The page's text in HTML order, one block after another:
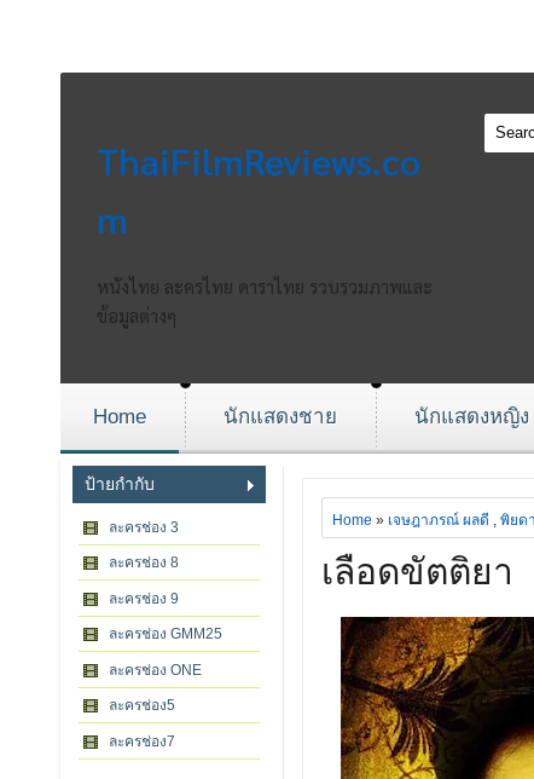
ThaiFilmReviews.co
m
หนังไทย ละครไทย ดาราไทย รวบรวมภาพและ
ข้อมูลต่างๆ
Home นักแสดงชาย นักแสดงหญิง
ป้ายกำกับ
ละครช่อง 3
ละครช่อง 8
ละครช่อง 9
ละครช่อง GMM25
ละครช่อง ONE
ละครช่อง5
ละครช่อง7
Home » เจษฎาภรณ์ ผลดี , พิยด
เลือดขัตติยา